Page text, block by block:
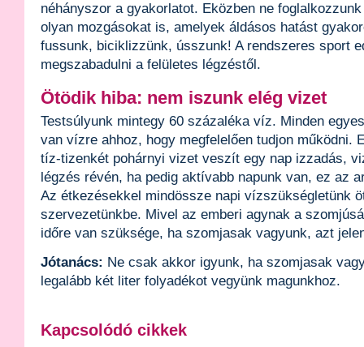
néhányszor a gyakorlatot. Eközben ne
olyan mozgásokat is, amelyek áldásos hatást
fussunk, biciklizzünk, ússzunk! A rendszeres sport
megszabadulni a felületes légzéstől.
Ötödik hiba: nem iszunk elég vizet
Testsúlyunk mintegy 60 százaléka víz. Minden
van vízre ahhoz, hogy megfelelően tudjon működni.
tíz-tizenkét pohárnyi vizet veszít egy nap izzadás,
légzés révén, ha pedig aktívabb napunk van, ez az
Az étkezésekkel mindössze napi vízszükségletünk
szervezetünkbe. Mivel az emberi agynak a
időre van szüksége, ha szomjasak vagyunk, azt
Jótanács: Ne csak akkor igyunk, ha szomjasak
legalább két liter folyadékot vegyünk magunkhoz.
Kapcsolódó cikkek